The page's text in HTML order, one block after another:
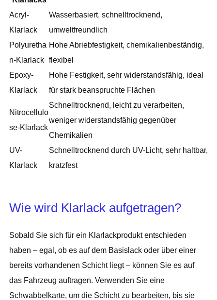
Acryl-
Klarlack
Wasserbasiert, schnelltrocknend,
umweltfreundlich
Polyuretha
n-Klarlack
Hohe Abriebfestigkeit, chemikalienbeständig,
flexibel
Epoxy-
Klarlack
Hohe Festigkeit, sehr widerstandsfähig, ideal
für stark beanspruchte Flächen
Nitrocellulo
se-Klarlack
Schnelltrocknend, leicht zu verarbeiten,
weniger widerstandsfähig gegenüber
Chemikalien
UV-
Klarlack
Schnelltrocknend durch UV-Licht, sehr haltbar,
kratzfest
Wie wird Klarlack aufgetragen?
Sobald Sie sich für ein Klarlackprodukt entschieden
haben – egal, ob es auf dem Basislack oder über einer
bereits vorhandenen Schicht liegt – können Sie es auf
das Fahrzeug auftragen. Verwenden Sie eine
Schwabbelkarte, um die Schicht zu bearbeiten, bis sie